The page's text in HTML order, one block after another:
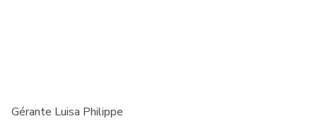
Gérante Luisa Philippe